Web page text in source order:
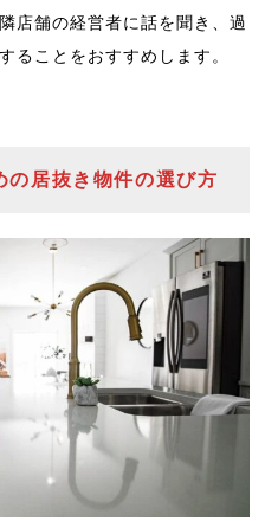
店舗の経営者に話を聞き、過
ることをおすすめします。
の居抜き物件の選び方